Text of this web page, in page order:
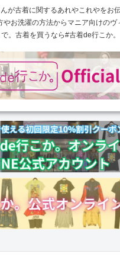
が古着に関するあれやこれやをお
やお洗濯の方法からマニア向けのヴ
。古着を買うなら#古着de行こか。